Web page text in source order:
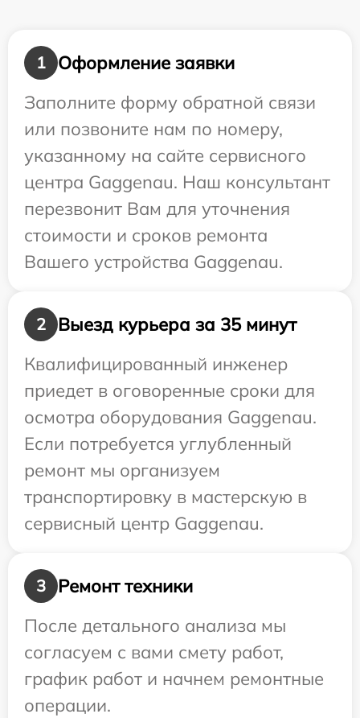
1
Оформление заявки
Заполните форму обратной связи
или позвоните нам по номеру,
указанному на сайте сервисного
центра Gaggenau. Наш консультант
перезвонит Вам для уточнения
стоимости и сроков ремонта
Вашего устройства Gaggenau.
2
Выезд курьера за 35 минут
Квалифицированный инженер
приедет в оговоренные сроки для
осмотра оборудования Gaggenau.
Если потребуется углубленный
ремонт мы организуем
транспортировку в мастерскую в
сервисный центр Gaggenau.
3
Ремонт техники
После детального анализа мы
согласуем с вами смету работ,
график работ и начнем ремонтные
операции.